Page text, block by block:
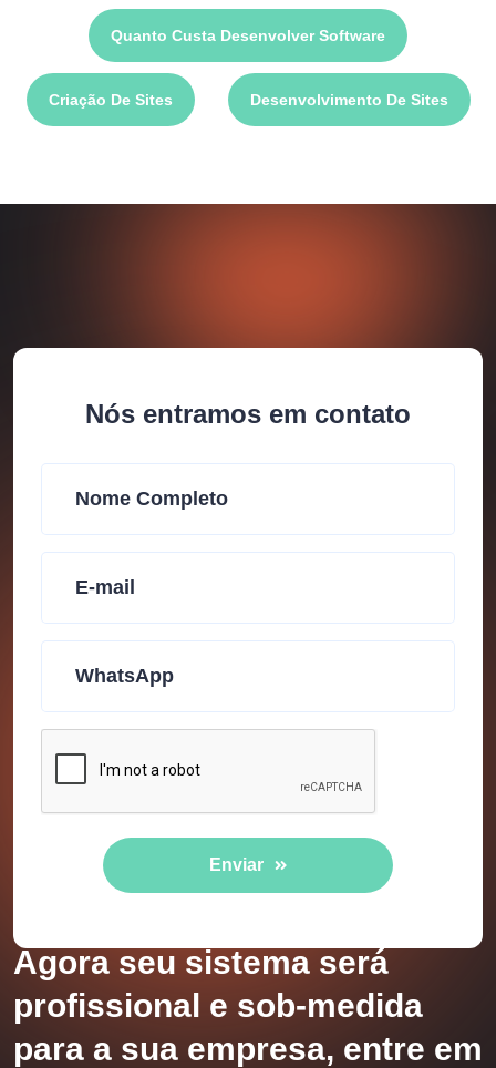
Quanto Custa Desenvolver Software
Criação De Sites Desenvolvimento De Sites
Nós entramos em contato
Enviar
Agora seu sistema será
profissional e sob-medida
para a sua empresa, entre em